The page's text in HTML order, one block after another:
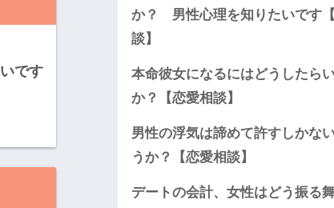
です
か？ 男性心理を知りたいです
談】
本命彼女になるにはどうしたら
か？【恋愛相談】
男性の浮気は諦めて許すしかな
うか？【恋愛相談】
デートの会計、女性はどう振る